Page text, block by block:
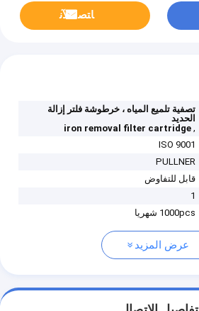
ﺎﺘﺼﻟ ﺍﻶﻧ
تصفية تلميع المياه ، خرطوشة فلتر إزالة
الحديد
,
iron removal filter cartridge
ISO 9001
PULLNER
قابل للتفاوض
1
1000pcs شهريا
عرض المزيد